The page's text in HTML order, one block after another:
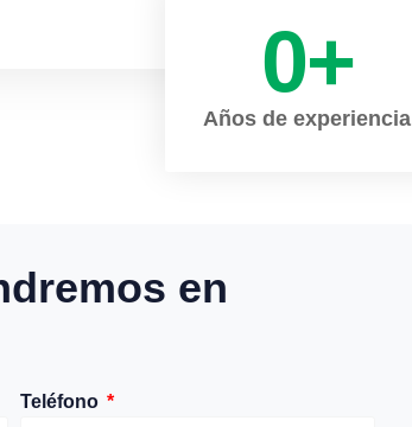
Años de experiencia
0+
en
Teléfono